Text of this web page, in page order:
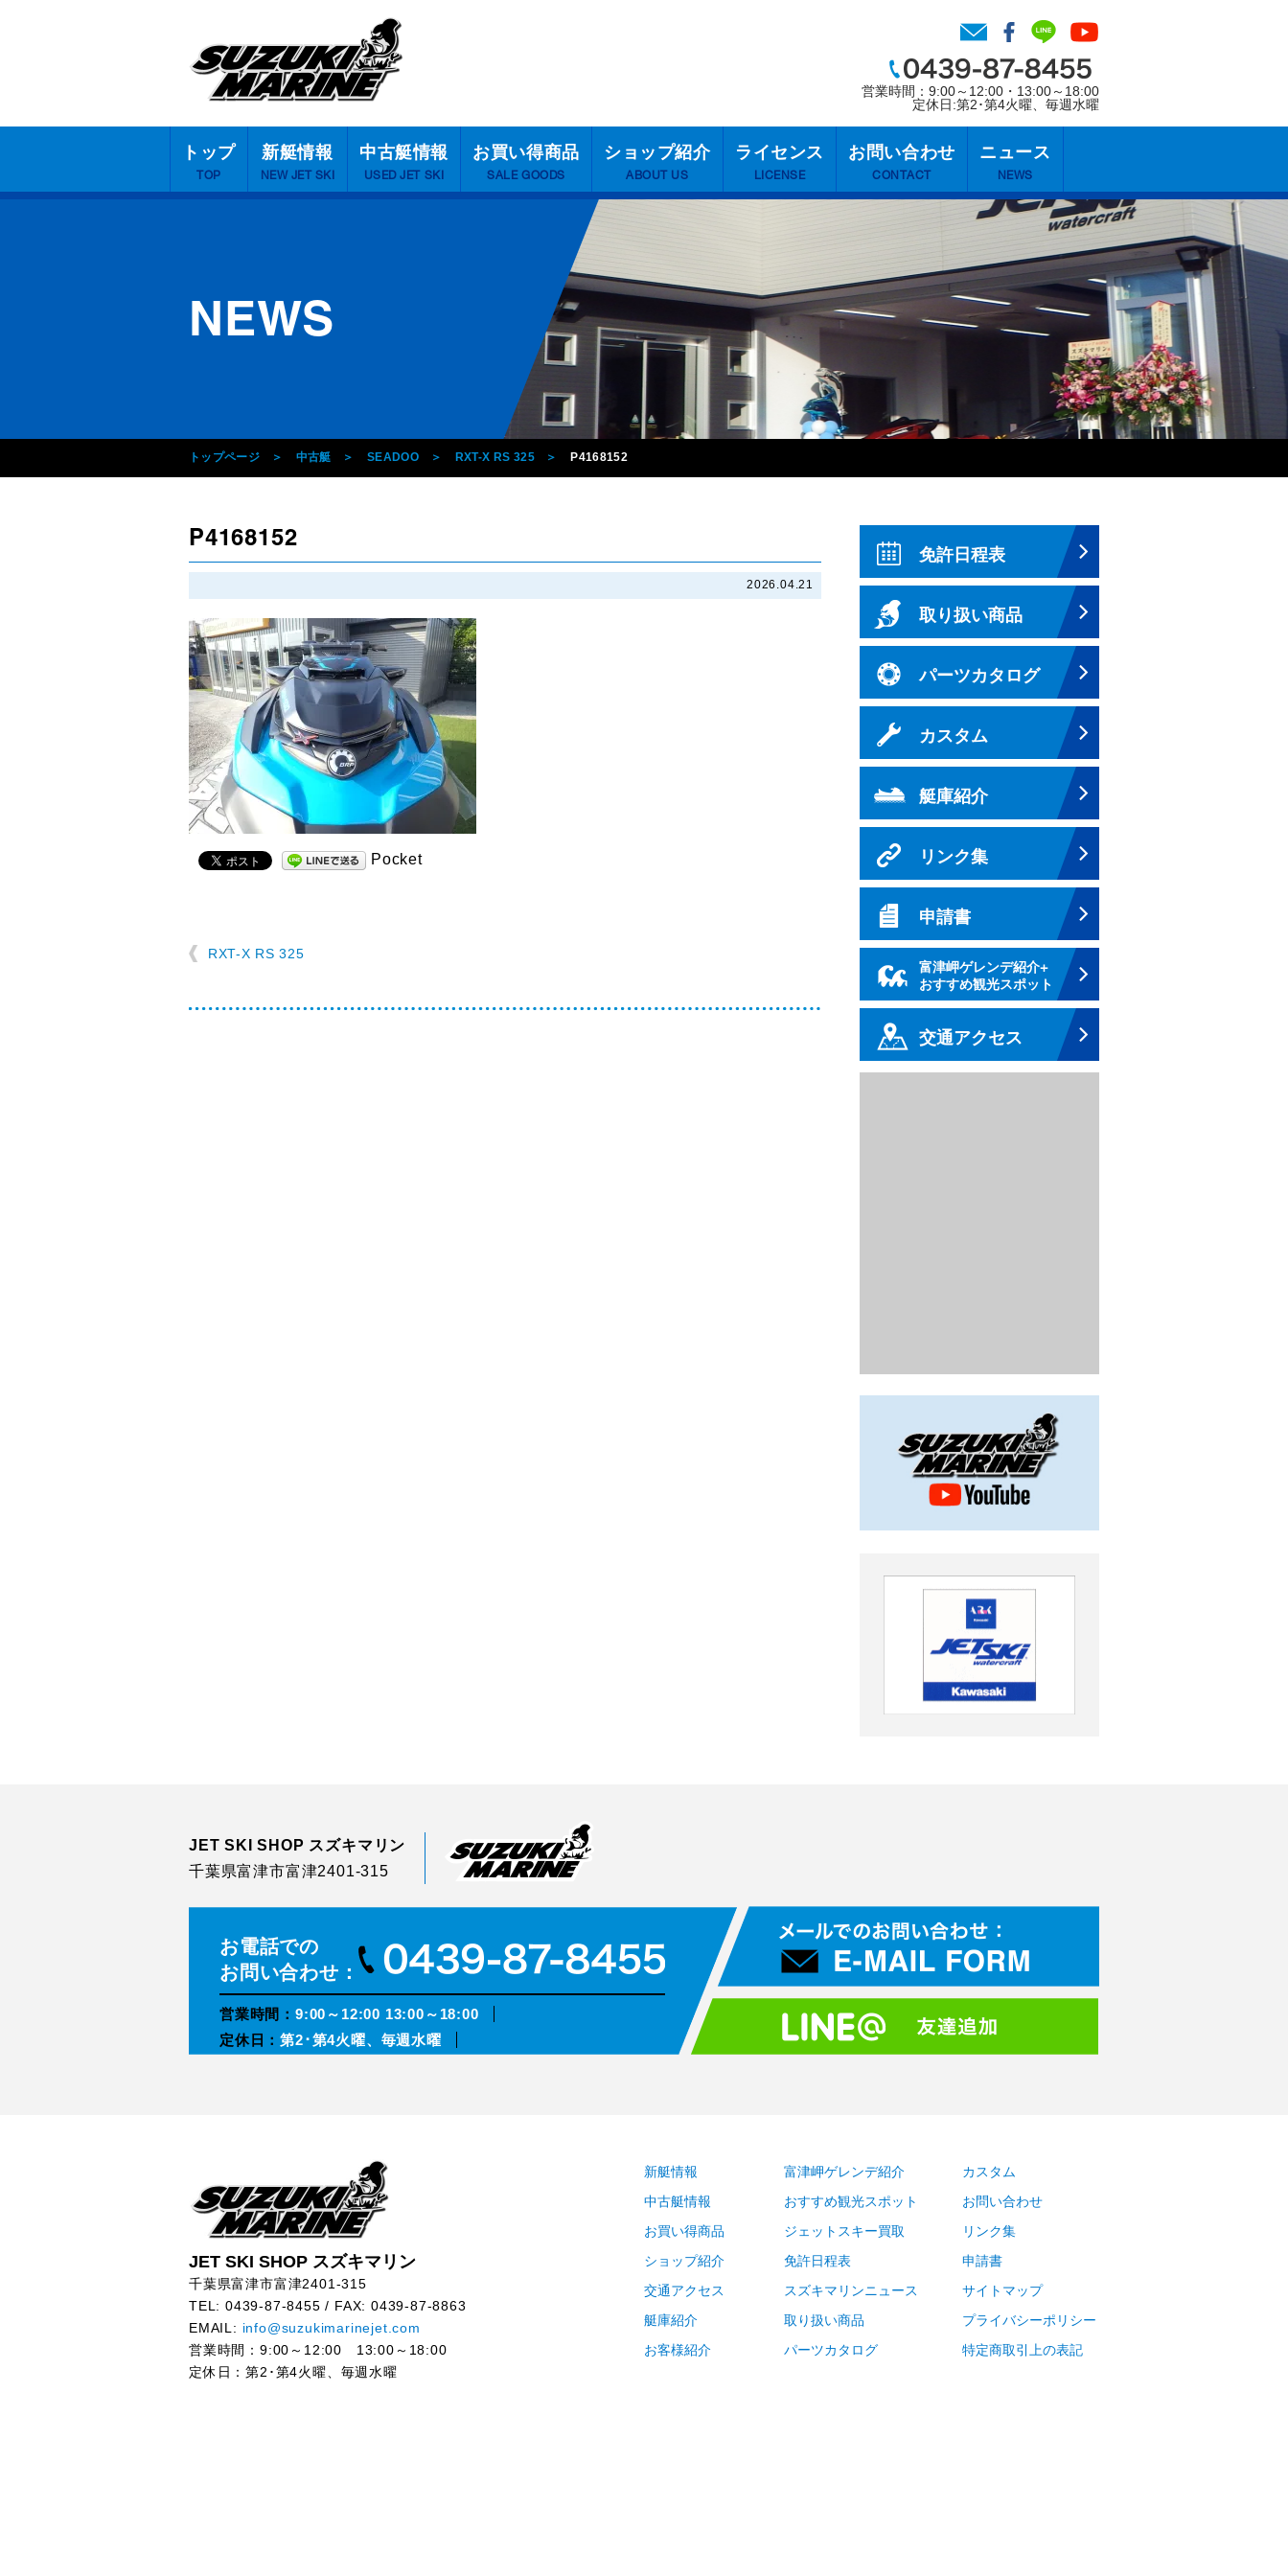
営業時間：9:00～12:00・13:00～18:00
定休日:第2･第4火曜、毎週水曜
トップ
TOP
新艇情報
NEW JET SKI
中古艇情報
USED JET SKI
お買い得商品
SALE GOODS
ショップ紹介
ABOUT US
ライセンス
LICENSE
お問い合わせ
CONTACT
ニュース
NEWS
NEWS
トップページ 中古艇 SEADOO RXT-X RS 325 P4168152
P4168152
2026.04.21
Pocket
RXT-X RS 325
免許日程表
取り扱い商品
パーツカタログ
カスタム
艇庫紹介
リンク集
申請書
富津岬ゲレンデ紹介+
おすすめ観光スポット
交通アクセス
JET SKI SHOP スズキマリン
千葉県富津市富津2401-315
お電話での
お問い合わせ：
営業時間： 9:00～12:00 13:00～18:00
定休日：第2･第4火曜、毎週水曜
JET SKI SHOP スズキマリン
千葉県富津市富津2401-315
TEL: 0439-87-8455 / FAX: 0439-87-8863
EMAIL: info@suzukimarinejet.com
営業時間：9:00～12:00 13:00～18:00
定休日：第2･第4火曜、毎週水曜
新艇情報
中古艇情報
お買い得商品
ショップ紹介
交通アクセス
艇庫紹介
お客様紹介
富津岬ゲレンデ紹介
おすすめ観光スポット
ジェットスキー買取
免許日程表
スズキマリンニュース
取り扱い商品
パーツカタログ
カスタム
お問い合わせ
リンク集
申請書
サイトマップ
プライバシーポリシー
特定商取引上の表記